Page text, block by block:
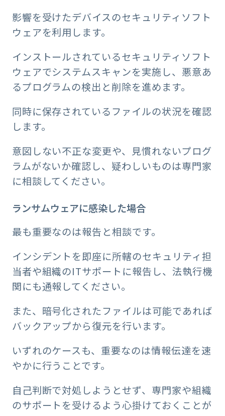
影響を受けたデバイスのセキュリティソフト
ウェアを利用します。
インストールされているセキュリティソフト
ウェアでシステムスキャンを実施し、悪意あ
るプログラムの検出と削除を進めます。
同時に保存されているファイルの状況を確認
します。
意図しない不正な変更や、見慣れないプログ
ラムがないか確認し、疑わしいものは専門家
に相談してください。
ランサムウェアに感染した場合
最も重要なのは報告と相談です。
インシデントを即座に所轄のセキュリティ担
当者や組織のITサポートに報告し、法執行機
関にも通報してください。
また、暗号化されたファイルは可能であれば
バックアップから復元を行います。
いずれのケースも、重要なのは情報伝達を速
やかに行うことです。
自己判断で対処しようとせず、専門家や組織
のサポートを受けるよう心掛けておくことが